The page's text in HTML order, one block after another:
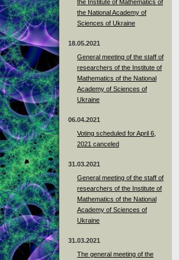
the Institute of Mathematics of
the National Academy of
Sciences of Ukraine
18.05.2021
General meeting of the staff of
researchers of the Institute of
Mathematics of the National
Academy of Sciences of
Ukraine
06.04.2021
Voting scheduled for April 6,
2021 canceled
31.03.2021
General meeting of the staff of
researchers of the Institute of
Mathematics of the National
Academy of Sciences of
Ukraine
31.03.2021
The general meeting of the